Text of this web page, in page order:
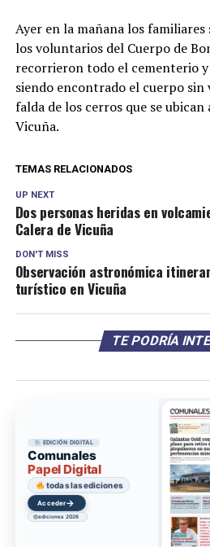
Ayer en la mañana los
los voluntarios del Cuerpo de
recorrieron todo el cementerio y
siendo encontrado el cuerpo sin
falda de los cerros que se
Vicuña.
TEMAS RELACIONADOS
UP NEXT
Dos personas heridas en
Calera de Vicuña
DON'T MISS
Observación astronómica
turístico en Vicuña
TE PODRÍA
EDICIÓN DIGITAL
Comunales
Papel Digital
todas las ediciones
Acceder→
ediciones 2026